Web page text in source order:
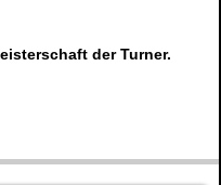
der Turner.